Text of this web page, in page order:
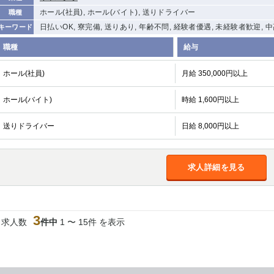
職種 ホール(社員), ホール(バイト), 送りドライバー
ーワード 日払いOK, 寮完備, 送りあり, 年齢不問, 経験者優遇, 未経験者歓迎, 中
職種 給与
ホール(社員) 月給 350,000円以上
ホール(バイト) 時給 1,600円以上
送りドライバー 日給 8,000円以上
求人詳細を見る
人数 3件中 1 〜 15件 を表示